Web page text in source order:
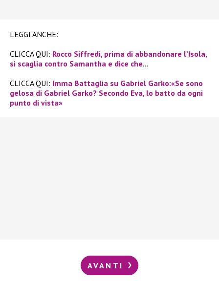
LEGGI ANCHE:
CLICCA QUI: Rocco Siffredi, prima di abbandonare l’Isola,
si scaglia contro Samantha e dice che…
CLICCA QUI: Imma Battaglia su Gabriel Garko:«Se sono
gelosa di Gabriel Garko? Secondo Eva, lo batto da ogni
punto di vista»
AVANTI